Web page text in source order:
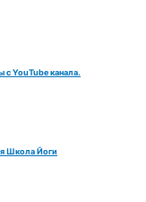
YouTube канала.
Школа Йоги